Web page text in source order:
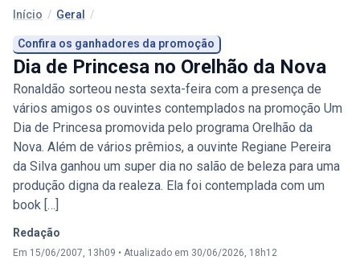
Início / Geral /
Confira os ganhadores da promoção
Dia de Princesa no Orelhão da Nova
Ronaldão sorteou nesta sexta-feira com a presença de
vários amigos os ouvintes contemplados na promoção Um
Dia de Princesa promovida pelo programa Orelhão da
Nova. Além de vários prêmios, a ouvinte Regiane Pereira
da Silva ganhou um super dia no salão de beleza para uma
produção digna da realeza. Ela foi contemplada com um
book […]
Redação
Em 15/06/2007, 13h09 • Atualizado em 30/06/2026, 18h12